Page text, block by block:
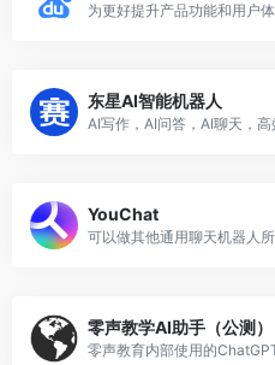
东星AI智能机器人
AI写作，AI问答，AI聊天，
YouChat
可以做其他通用聊天机器人
零声教学AI助手（公测）
零声教育内部使用的